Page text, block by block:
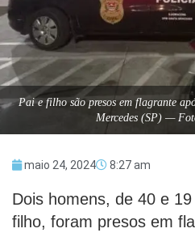
Pai e filho são presos em flagrante
Mercedes (SP) —
maio 24, 2024 8:27 am
Dois homens, de 40 e
filho, foram presos em